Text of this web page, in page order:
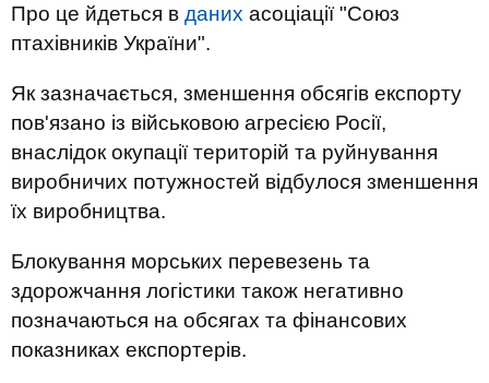
Про це йдеться в даних асоціації "Союз
птахівників України".
Як зазначається, зменшення обсягів експорту
пов'язано із військовою агресією Росії,
внаслідок окупації територій та руйнування
виробничих потужностей відбулося зменшення
їх виробництва.
Блокування морських перевезень та
здорожчання логістики також негативно
позначаються на обсягах та фінансових
показниках експортерів.